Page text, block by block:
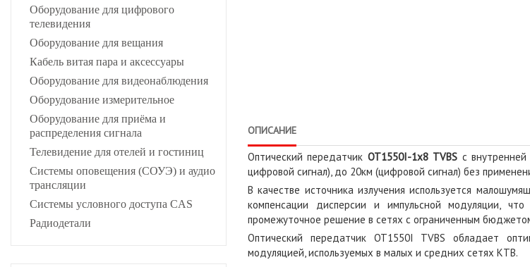
Оборудование для цифрового
телевидения
Оборудование для вещания
Кабель витая пара и аксессуары
Оборудование для видеонаблюдения
Оборудование измерительное
Оборудование для приёма и
распределения сигнала
Телевидение для отелей и гостиниц
Системы оповещения (СОУЭ) и аудио
трансляции
Системы условного доступа CAS
Радиодетали
ОПИСАНИЕ
Оптический передатчик OT1550I-1x8 TVBS с
цифровой сигнал), до 20км (цифровой сигнал) без
В качестве источника излучения используется
компенсации дисперсии и импульсной модуляции,
промежуточное решение в сетях с ограниченным
Оптический передатчик OT1550I TVBS обладает
модуляцией, используемых в малых и средних сетях КТВ.